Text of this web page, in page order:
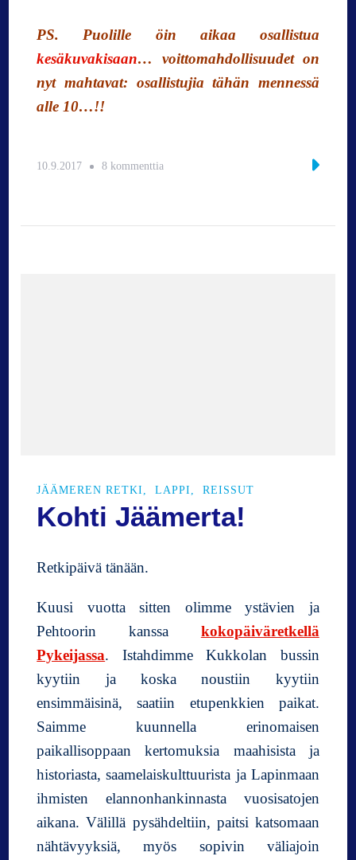
PS. Puolille öin aikaa osallistua
kesäkuvakisaan… voittomahdollisuudet on
nyt mahtavat: osallistujia tähän mennessä
alle 10…!!
10.9.2017 8 kommenttia
n
r
l
(
v
o
.
I
I
JÄÄMEREN RETKI LAPPI REISSUT
Kohti Jäämerta!
Retkipäivä tänään.
Kuusi vuotta sitten olimme ystävien ja
Pehtoorin kanssa kokopäiväretkellä
Pykeijassa. Istahdimme Kukkolan bussin
kyytiin ja koska noustiin kyytiin
ensimmäisinä, saatiin etupenkkien paikat.
Saimme kuunnella erinomaisen
paikallisoppaan kertomuksia maahisista ja
historiasta, saamelaiskulttuurista ja Lapinmaan
ihmisten elannonhankinnasta vuosisatojen
aikana. Välillä pysähdeltiin, paitsi katsomaan
nähtävyyksiä, myös sopivin väliajoin